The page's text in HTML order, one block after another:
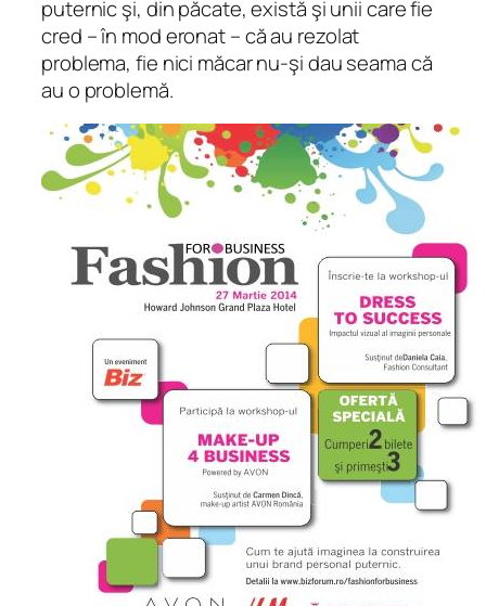
puternic şi, din păcate, există şi unii care fie
cred – în mod eronat – că au rezolat
problema, fie nici măcar nu-şi dau seama că
au o problemă.